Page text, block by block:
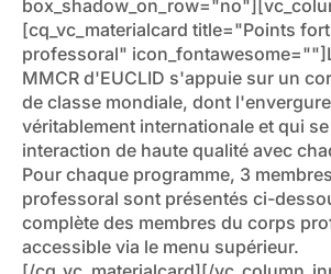
[cq_vc_materialcard title="Points
professoral"
MMCR d'EUCLID s'appuie sur un
de classe mondiale, dont
véritablement internationale et qui
interaction de haute qualité avec
Pour chaque programme, 3
professoral sont présentés ci-
complète des membres du corps
accessible via le menu supérieur.